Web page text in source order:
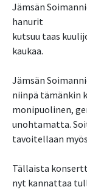
Jämsän
hanurit
kutsuu taas
kaukaa.
Jämsän
niinpä tämänkin
monipuolinen,
unohtamatta.
tavoitellaan
Tällaista
nyt kannattaa